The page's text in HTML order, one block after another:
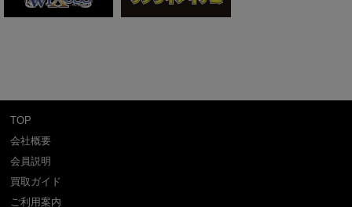
TOP
会社概要
会員説明
買取ガイド
ご利用案内